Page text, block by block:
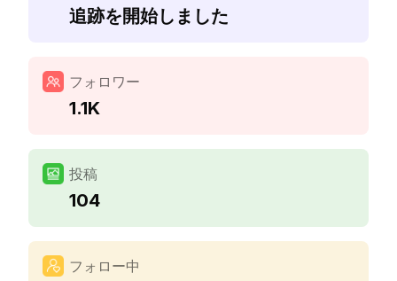
追跡を開始しました
フォロワー
1.1K
投稿
104
フォロー中